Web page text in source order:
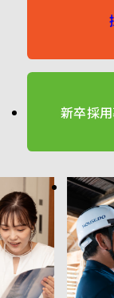
新卒採